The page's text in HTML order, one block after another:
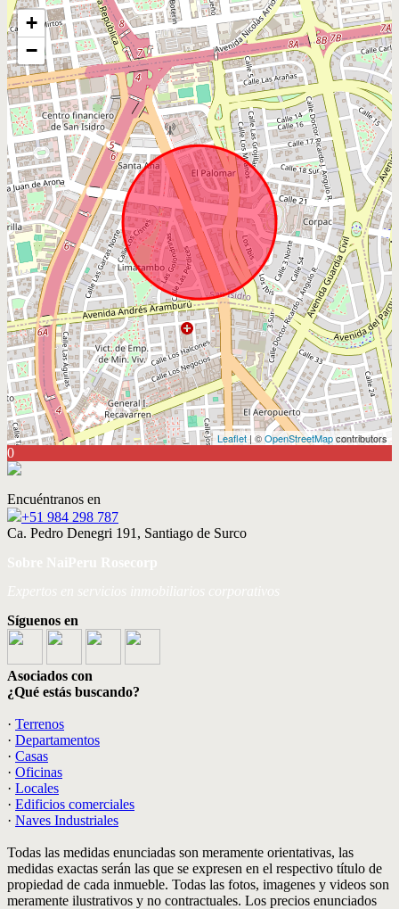
+
−
Leaflet| ©OpenStreetMapcontributors
0
Encuéntranos en
+51 984 298 787
Ca. Pedro Denegri 191, Santiago de Surco
Sobre NaiPeru Rosecorp
Expertos en servicios inmobiliarios corporativos
Síguenos en
Asociados con
¿Qué estás buscando?
· Terrenos
· Departamentos
· Casas
· Oficinas
· Locales
· Edificios comerciales
· Naves Industriales
Todas las medidas enunciadas son meramente orientativas, las
medidas exactas serán las que se expresen en el respectivo título de
propiedad de cada inmueble. Todas las fotos, imagenes y videos son
meramente ilustrativos y no contractuales. Los precios enunciados